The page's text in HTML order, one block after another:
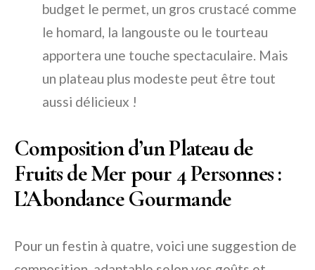
budget le permet, un gros crustacé comme
le homard, la langouste ou le tourteau
apportera une touche spectaculaire. Mais
un plateau plus modeste peut être tout
aussi délicieux !
Composition d’un Plateau de
Fruits de Mer pour 4 Personnes :
L’Abondance Gourmande
Pour un festin à quatre, voici une suggestion de